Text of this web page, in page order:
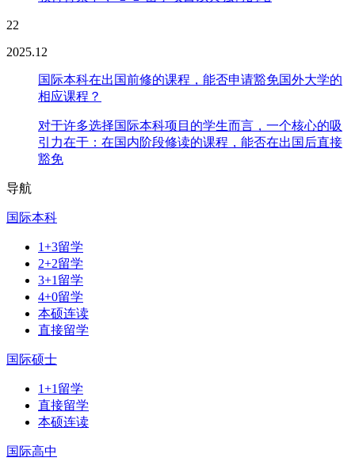
22
2025.12
国际本科在出国前修的课程，能否申请豁免国外大学的
相应课程？
对于许多选择国际本科项目的学生而言，一个核心的吸
引力在于：在国内阶段修读的课程，能否在出国后直接
豁免
导航
国际本科
1+3留学
2+2留学
3+1留学
4+0留学
本硕连读
直接留学
国际硕士
1+1留学
直接留学
本硕连读
国际高中